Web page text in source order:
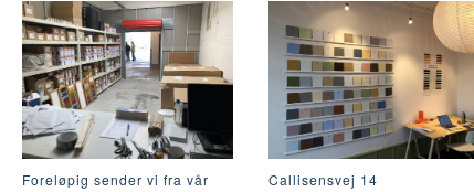
Foreløpig sender vi fra vår
Callisensvej 14